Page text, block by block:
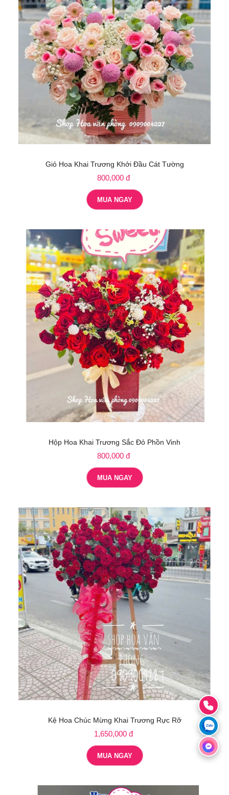
Giỏ Hoa Khai Trương Khởi Đầu Cát Tường
800,000 đ
MUA NGAY
Hộp Hoa Khai Trương Sắc Đỏ Phồn Vinh
800,000 đ
MUA NGAY
Kệ Hoa Chúc Mừng Khai Trương Rực Rỡ
1,650,000 đ
MUA NGAY